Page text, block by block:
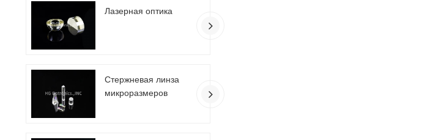
Лазерная оптика
Стержневая линза
микроразмеров